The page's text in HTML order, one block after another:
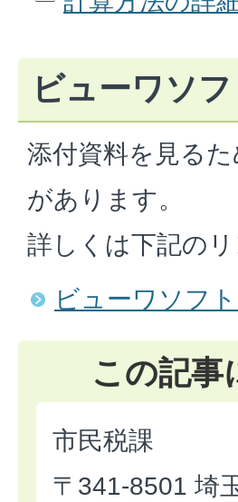
ビューワソ
添付資料を見る
があります。
詳しくは下記の
ビューワソフ
この記事
市民税課
〒341-8501 埼